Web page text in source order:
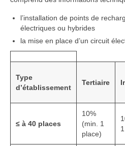
l’installation de points de
électriques ou hybrides
la mise en place d’un circuit
Type
d’établissement
Tertiaire
≤ à 40 places
10%
(min. 1
place)